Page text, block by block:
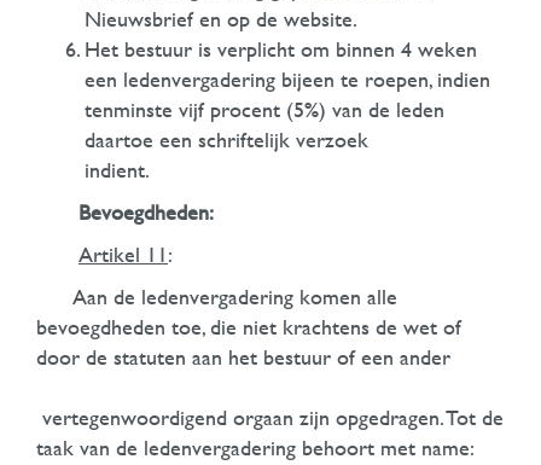
Nieuwsbrief en op de website.
Het bestuur is verplicht om binnen 4 weken
een ledenvergadering bijeen te roepen, indien
tenminste vijf procent (5%) van de leden
daartoe een schriftelijk verzoek
indient.
Bevoegdheden:
Artikel 11:
Aan de ledenvergadering komen alle
bevoegdheden toe, die niet krachtens de wet of
door de statuten aan het bestuur of een ander
vertegenwoordigend orgaan zijn opgedragen. Tot de
taak van de ledenvergadering behoort met name: